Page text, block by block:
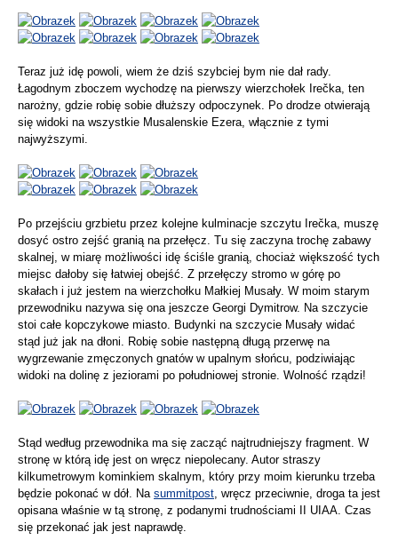
Teraz już idę powoli, wiem że dziś szybciej bym nie dał rady.
Łagodnym zboczem wychodzę na pierwszy wierzchołek Irečka, ten
narożny, gdzie robię sobie dłuższy odpoczynek. Po drodze otwierają
się widoki na wszystkie Musalenskie Ezera, włącznie z tymi
najwyższymi.
Po przejściu grzbietu przez kolejne kulminacje szczytu Irečka, muszę
dosyć ostro zejść granią na przełęcz. Tu się zaczyna trochę zabawy
skalnej, w miarę możliwości idę ściśle granią, chociaż większość tych
miejsc dałoby się łatwiej obejść. Z przełęczy stromo w górę po
skałach i już jestem na wierzchołku Małkiej Musały. W moim starym
przewodniku nazywa się ona jeszcze Georgi Dymitrow. Na szczycie
stoi całe kopczykowe miasto. Budynki na szczycie Musały widać
stąd już jak na dłoni. Robię sobie następną długą przerwę na
wygrzewanie zmęczonych gnatów w upalnym słońcu, podziwiając
widoki na dolinę z jeziorami po południowej stronie. Wolność rządzi!
Stąd według przewodnika ma się zacząć najtrudniejszy fragment. W
stronę w którą idę jest on wręcz niepolecany. Autor straszy
kilkumetrowym kominkiem skalnym, który przy moim kierunku trzeba
będzie pokonać w dół. Na summitpost, wręcz przeciwnie, droga ta jest
opisana właśnie w tą stronę, z podanymi trudnościami II UIAA. Czas
się przekonać jak jest naprawdę.